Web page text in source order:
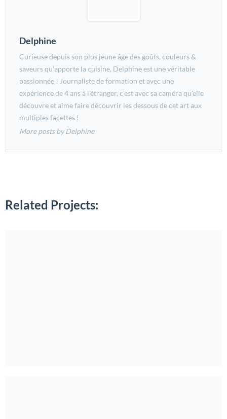
Delphine
Curieuse depuis son plus jeune âge des goûts, couleurs &
saveurs qu'apporte la cuisine, Delphine est une véritable
passionnée ! Journaliste de formation et avec une
expérience de 4 ans à l'étranger, c'est avec sa caméra qu'elle
découvre et aime faire découvrir les dessous de cet art aux
multiples facettes !
More posts by Delphine
Related Projects: